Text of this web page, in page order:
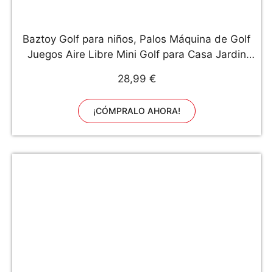
Baztoy Golf para niños, Palos Máquina de Golf
Juegos Aire Libre Mini Golf para Casa Jardin
10 11 12 Años Regalos Navidad Cumpleaños
Chico Chica
28,99 €
¡CÓMPRALO AHORA!